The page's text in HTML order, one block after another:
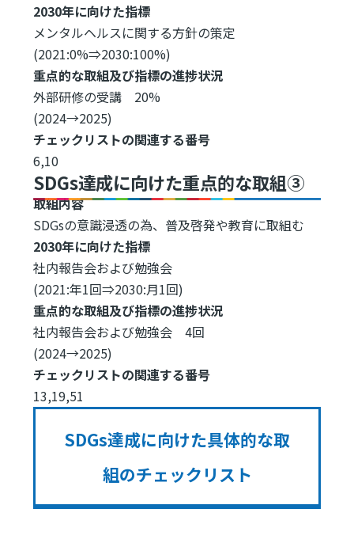
2030年に向けた指標
メンタルヘルスに関する方針の策定
(2021:0%⇒2030:100%)
重点的な取組及び指標の進捗状況
外部研修の受講 20%
(2024→2025)
チェックリストの関連する番号
6,10
SDGs達成に向けた重点的な取組③
取組内容
SDGsの意識浸透の為、普及啓発や教育に取組む
2030年に向けた指標
社内報告会および勉強会
(2021:年1回⇒2030:月1回)
重点的な取組及び指標の進捗状況
社内報告会および勉強会 4回
(2024→2025)
チェックリストの関連する番号
13,19,51
SDGs達成に向けた具体的な取
組のチェックリスト